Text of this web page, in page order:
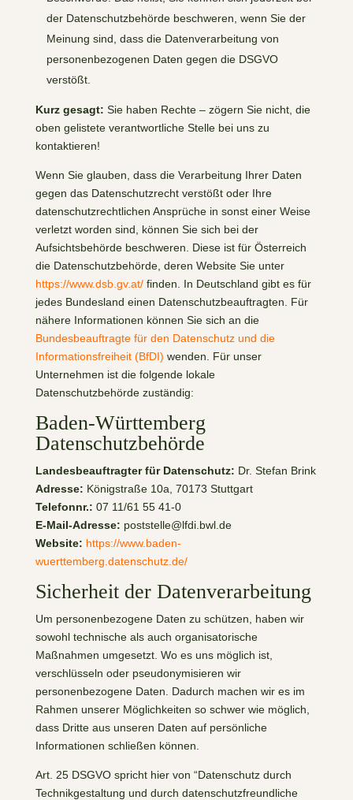
der Datenschutzbehörde beschweren, wenn Sie der
Meinung sind, dass die Datenverarbeitung von
personenbezogenen Daten gegen die DSGVO
verstößt.
Kurz gesagt: Sie haben Rechte – zögern Sie nicht, die
oben gelistete verantwortliche Stelle bei uns zu
kontaktieren!
Wenn Sie glauben, dass die Verarbeitung Ihrer Daten
gegen das Datenschutzrecht verstößt oder Ihre
datenschutzrechtlichen Ansprüche in sonst einer Weise
verletzt worden sind, können Sie sich bei der
Aufsichtsbehörde beschweren. Diese ist für Österreich
die Datenschutzbehörde, deren Website Sie unter
https://www.dsb.gv.at/finden. In Deutschland gibt es für
jedes Bundesland einen Datenschutzbeauftragten. Für
nähere Informationen können Sie sich an die
Bundesbeauftragte für den Datenschutz und die
Informationsfreiheit (BfDI) wenden. Für unser
Unternehmen ist die folgende lokale
Datenschutzbehörde zuständig:
Baden-Württemberg
Datenschutzbehörde
Landesbeauftragter für Datenschutz: Dr. Stefan Brink
Adresse: Königstraße 10a, 70173 Stuttgart
Telefonnr.: 07 11/61 55 41-0
E-Mail-Adresse: poststelle@lfdi.bwl.de
Website: https://www.baden-
wuerttemberg.datenschutz.de/
Sicherheit der Datenverarbeitung
Um personenbezogene Daten zu schützen, haben wir
sowohl technische als auch organisatorische
Maßnahmen umgesetzt. Wo es uns möglich ist,
verschlüsseln oder pseudonymisieren wir
personenbezogene Daten. Dadurch machen wir es im
Rahmen unserer Möglichkeiten so schwer wie möglich,
dass Dritte aus unseren Daten auf persönliche
Informationen schließen können.
Art. 25 DSGVO spricht hier von “Datenschutz durch
Technikgestaltung und durch datenschutzfreundliche